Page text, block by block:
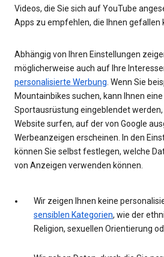
Videos, die Sie sich auf YouTube
Apps zu empfehlen, die Ihnen gefallen
Abhängig von Ihren Einstellungen
möglicherweise auch auf Ihre
personalisierte Werbung . Wenn Sie
Mountainbikes suchen, kann Ihnen
Sportausrüstung eingeblendet
Website surfen, auf der von Google
Werbeanzeigen erscheinen. In den
können Sie selbst festlegen, welche
von Anzeigen verwenden können.
Wir zeigen Ihnen keine
sensiblen Kategorien, wie der
Religion, sexuellen Orientierung